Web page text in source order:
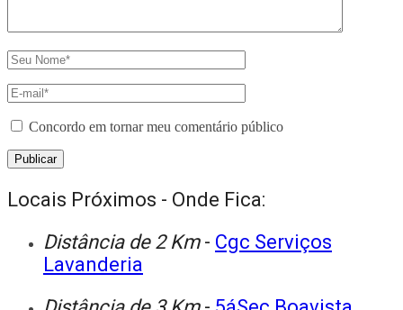
Concordo em tornar meu comentário público
Locais Próximos - Onde Fica:
Distância de 2 Km - Cgc Serviços
Lavanderia